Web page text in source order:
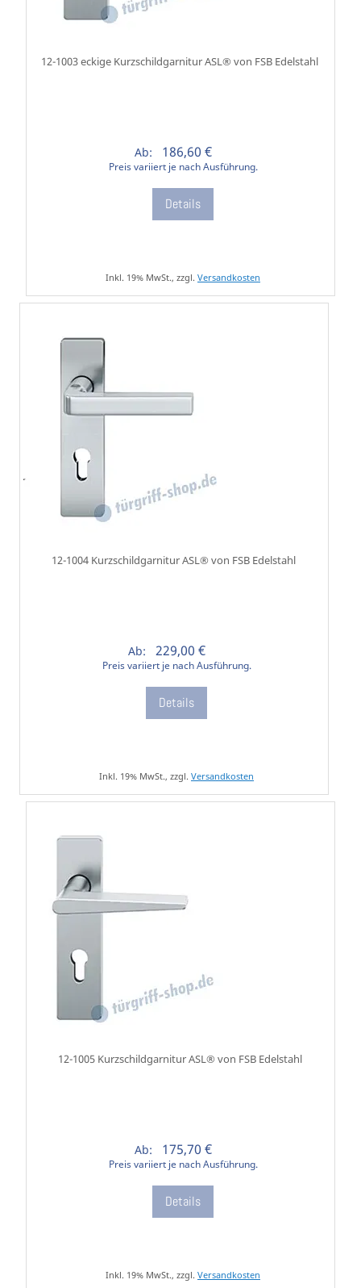
12-1003 eckige Kurzschildgarnitur ASL® von FSB Edelstahl
Ab: 186,60 €
Preis variiert je nach Ausführung.
Details
Inkl. 19% MwSt., zzgl. Versandkosten
12-1004 Kurzschildgarnitur ASL® von FSB Edelstahl
Ab: 229,00 €
Preis variiert je nach Ausführung.
Details
Inkl. 19% MwSt., zzgl. Versandkosten
12-1005 Kurzschildgarnitur ASL® von FSB Edelstahl
Ab: 175,70 €
Preis variiert je nach Ausführung.
Details
Inkl. 19% MwSt., zzgl. Versandkosten